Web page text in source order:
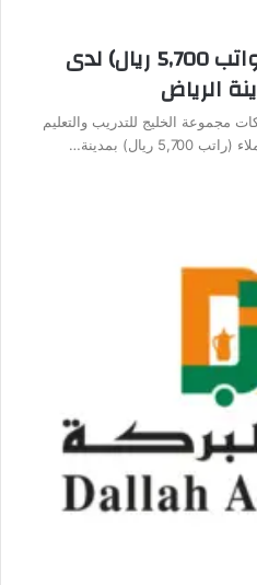
وظائف خدمة عملاء (برواتب 5,700 ريال) لدى
الرياض
الخليج للتدريب والتعليم
بمدينة…